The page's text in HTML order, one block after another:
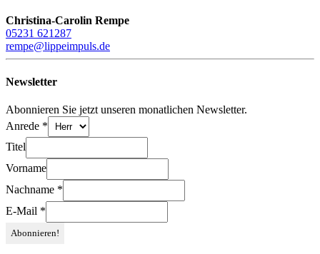
Christina-Carolin Rempe
05231 621287
rempe@lippeimpuls.de
Newsletter
Abonnieren Sie jetzt unseren monatlichen Newsletter.
Anrede *
Titel
Vorname
Nachname *
E-Mail *